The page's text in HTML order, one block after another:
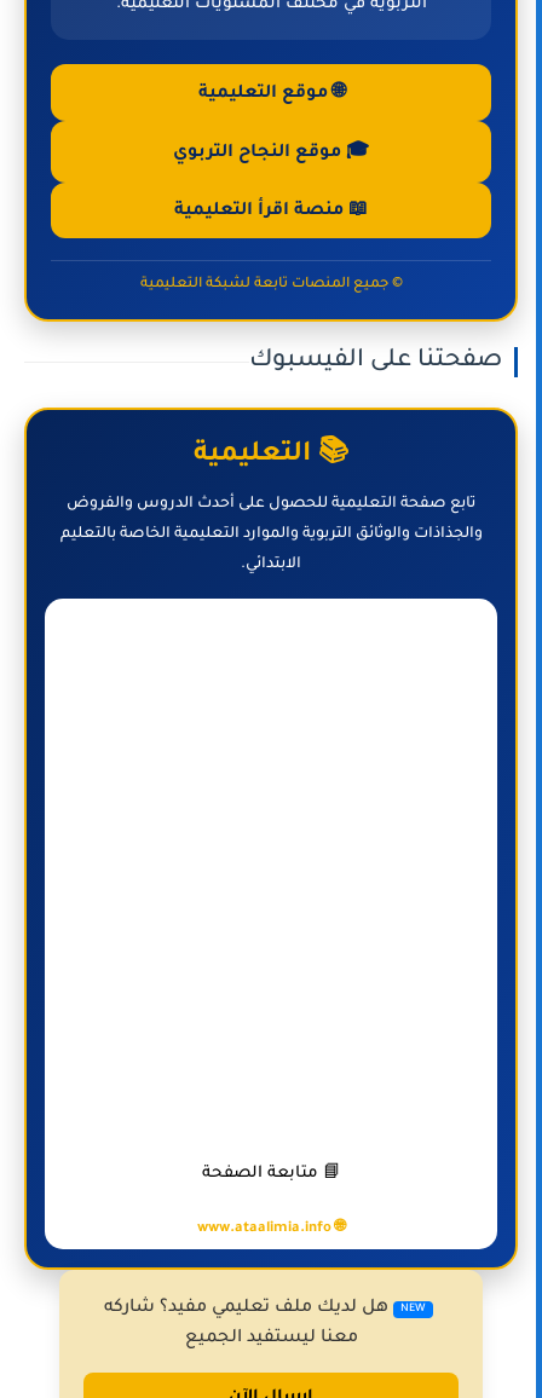
التربوية في مختلف المستويات التعليمية.
🌐 موقع التعليمية
🎓 موقع النجاح التربوي
📖 منصة اقرأ التعليمية
© جميع المنصات تابعة لشبكة التعليمية
صفحتنا على الفيسبوك
📚 التعليمية
تابع صفحة التعليمية للحصول على أحدث الدروس والفروض
والجذاذات والوثائق التربوية والموارد التعليمية الخاصة بالتعليم
الابتدائي.
📘 متابعة الصفحة
🌐 www.ataalimia.info
NEW
هل لديك ملف تعليمي مفيد؟ شاركه
معنا ليستفيد الجميع